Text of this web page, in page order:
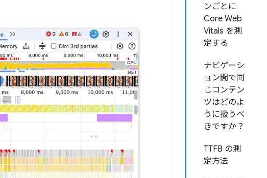
ンごとに
Core Web
Vitals を測
定する
ナビゲーシ
ョン間で同
じコンテン
ツはどのよ
うに扱うべ
きですか？
TTFB の測
定方法